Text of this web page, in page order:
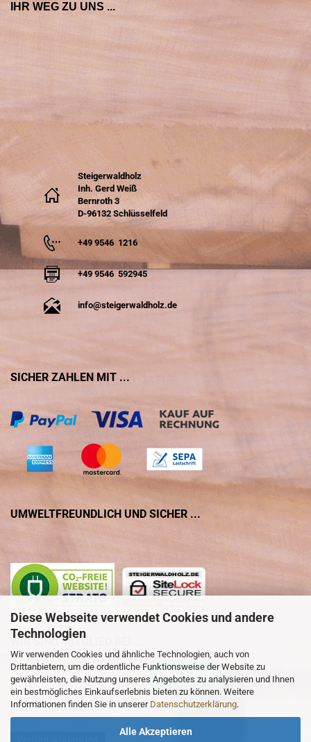
Diese Webseite verwendet Cookies und andere
Technologien
Wir verwenden Cookies und ähnliche Technologien, auch von
Drittanbietern, um die ordentliche Funktionsweise der Website zu
gewährleisten, die Nutzung unseres Angebotes zu analysieren und Ihnen
ein bestmögliches Einkaufserlebnis bieten zu können. Weitere
Informationen finden Sie in unserer Datenschutzerklärung.
Alle Akzeptieren
IHR WEG ZU UNS ...
Steigerwaldholz
Inh. Gerd Weiß
Bernroth 3
D-96132 Schlüsselfeld
+49 9546 1216
+49 9546 592945
info@steigerwaldholz.de
SICHER ZAHLEN MIT ...
UMWELTFREUNDLICH UND SICHER ...
WIR SIND MITGLIED BEI ...